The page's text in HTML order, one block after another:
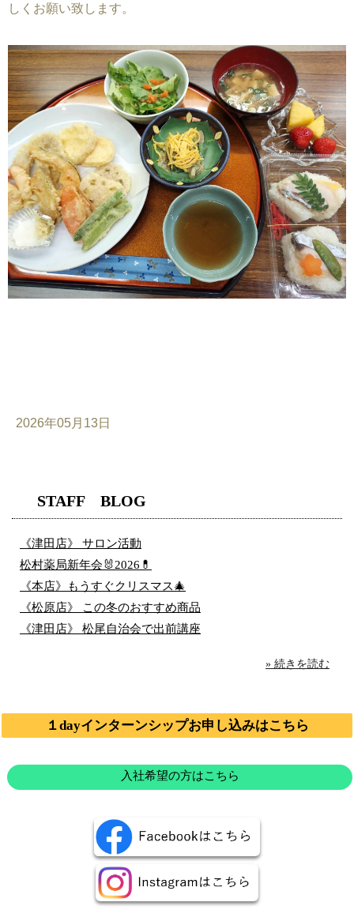
しくお願い致します。
2026年05月13日
STAFF BLOG
《津田店》 サロン活動
松村薬局新年会🐰2026💊
《本店》もうすぐクリスマス🎄
《松原店》 この冬のおすすめ商品
《津田店》 松尾自治会で出前講座
» 続きを読む
１dayインターンシップお申し込みはこちら
入社希望の方はこちら